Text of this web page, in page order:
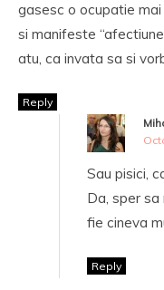
gasesc o ocupatie
si manifeste
atu, ca invata sa si
Reply
Sau pisici,
Da, sper
fie cineva
Reply